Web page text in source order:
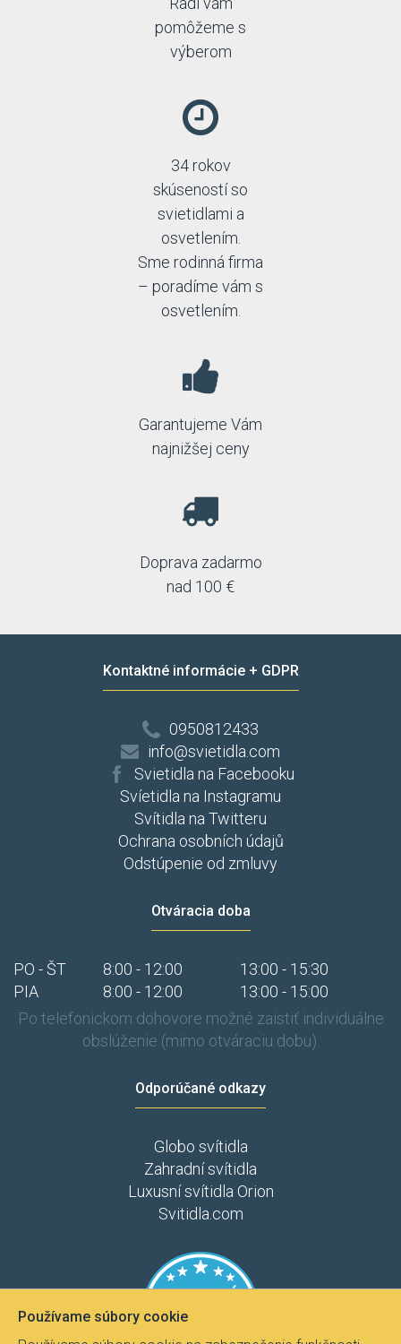
pomôžeme s
výberom
34 rokov
skúseností so
svietidlami a
osvetlením.
Sme rodinná firma
– poradíme vám s
osvetlením.
Garantujeme Vám
najnižšej ceny
Doprava zadarmo
nad 100 €
Kontaktné informácie + GDPR
0950812433
info@svietidla.com
Svietidla na Facebooku
Svíetidla na Instagramu
Svítidla na Twitteru
Ochrana osobních údajů
Odstúpenie od zmluvy
Otváracia doba
PO - ŠT 8:00 - 12:00
13:00 - 15:30
PIA
8:00 - 12:00
13:00 - 15:00
Po telefonickom dohovore možné zaistiť individuálne
obslúženie (mimo otváraciu dobu).
Odporúčané odkazy
Globo svítidla
Zahradní svítidla
Luxusní svítidla Orion
Svitidla.com
Používame súbory cookie